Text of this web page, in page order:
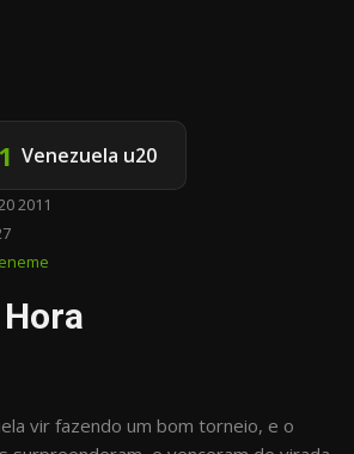
Venezuela u20
2011
vir fazendo um bom torneio, e o